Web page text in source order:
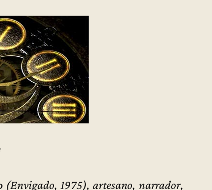
(Envigado, 1975), artesano, narrador,